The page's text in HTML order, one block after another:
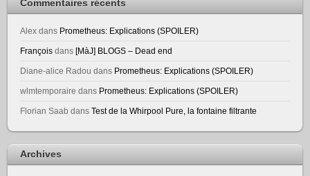
Commentaires récents
Alex dans Prometheus: Explications (SPOILER)
François dans[MàJ] BLOGS – Dead end
Diane-alice Radou dans Prometheus: Explications (SPOILER)
wlmtemporaire dans Prometheus: Explications (SPOILER)
Florian Saab dansTest de la Whirpool Pure, la fontaine filtrante
Archives